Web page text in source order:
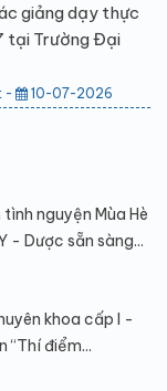
giảng dạy thực
tại Trường Đại
- 10-07-2026
nguyện Mùa Hè
- Dược sẵn sàng...
khoa cấp I -
“Thí điểm...